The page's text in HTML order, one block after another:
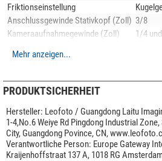
(Stefan Taube)
Friktionseinstellung
Anschlussgewinde Stativkopf (Zoll) 3/8
Kameraaufnahmegewinde (Zoll)
1/4
Schwenkbereich (°)
Transportlänge (cm)
Stativbeinauszugsverstellung
Stativfuß
Anwendungsgebiete
Foto
Mehr anzeigen...
PRODUKTSICHERHEIT
Hersteller: Leofoto / Guangdong Laitu
1-4,No.6 Weiye Rd Pingdong Industrial
City, Guangdong Povince, CN,
Verantwortliche Person: Europe Gateway
Kraijenhoffstraat 137 A, 1018 RG